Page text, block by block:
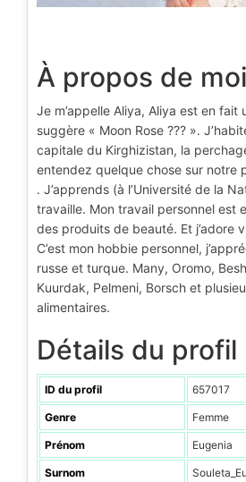
À propos de moi
Je m’appelle Aliya, Aliya est en fait
suggère « Moon Rose ??? ».
capitale du Kirghizistan, la
entendez quelque chose sur notre
. J’apprends (à l’Université de la
travaille. Mon travail personnel est
des produits de beauté. Et j’adore
C’est mon hobbie personnel,
russe et turque. Many, Oromo,
Kuurdak, Pelmeni, Borsch et
alimentaires.
Détails du profil
ID du profil 657017
Genre Femme
Prénom Eugenia
Surnom